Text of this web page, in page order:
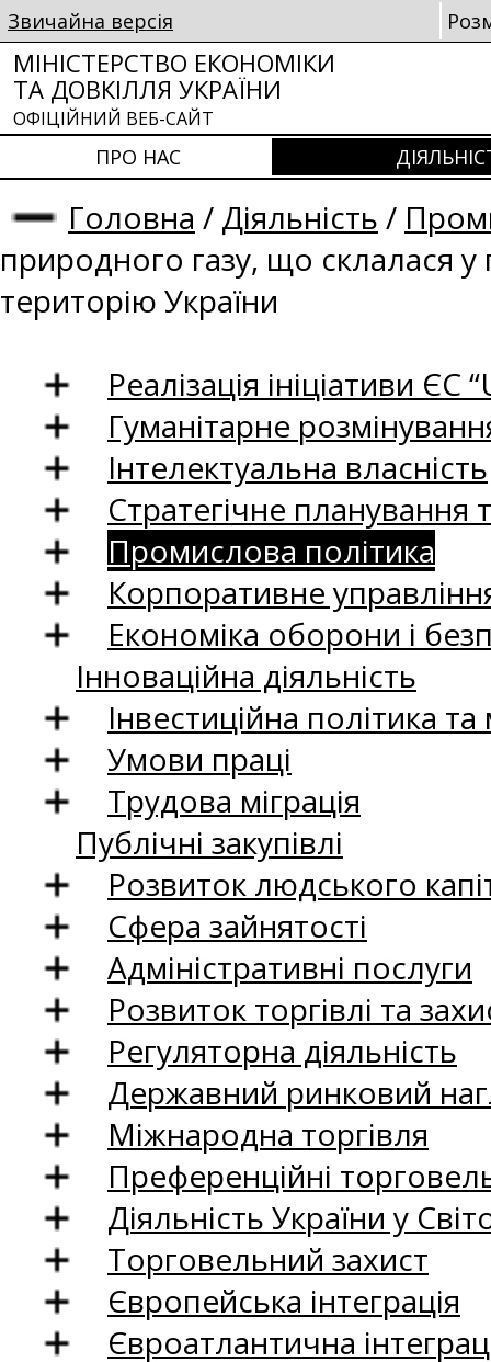
Звичайна версія
МІНІСТЕРСТВО ЕКОНОМІКИ
ТА ДОВКІЛЛЯ УКРАЇНИ
ОФІЦІЙНИЙ ВЕБ-САЙТ
ПРО НАС
Головна / Діяльність /
природного газу, що склалася
територію України
Реалізація ініціативи ЄС
Гуманітарне
Інтелектуальна власність
Стратегічне
Промислова політика
Корпоративне
Економіка оборони і
Інноваційна діяльність
Інвестиційна політика
Умови праці
Трудова міграція
Публічні закупівлі
Розвиток людського
Сфера зайнятості
Адміністративні послуги
Розвиток торгівлі та
Регуляторна діяльність
Державний ринковий
Міжнародна торгівля
Преференційні
Діяльність України у
Торговельний захист
Європейська інтеграція
Євроатлантична